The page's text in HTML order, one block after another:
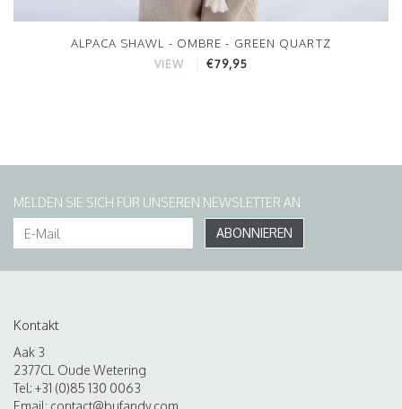
ALPACA SHAWL - OMBRE - GREEN QUARTZ
VIEW €79,95
MELDEN SIE SICH FÜR UNSEREN NEWSLETTER AN
ABONNIEREN
Kontakt
Aak 3
2377CL Oude Wetering
Tel: +31 (0)85 130 0063
Email: contact@bufandy.com